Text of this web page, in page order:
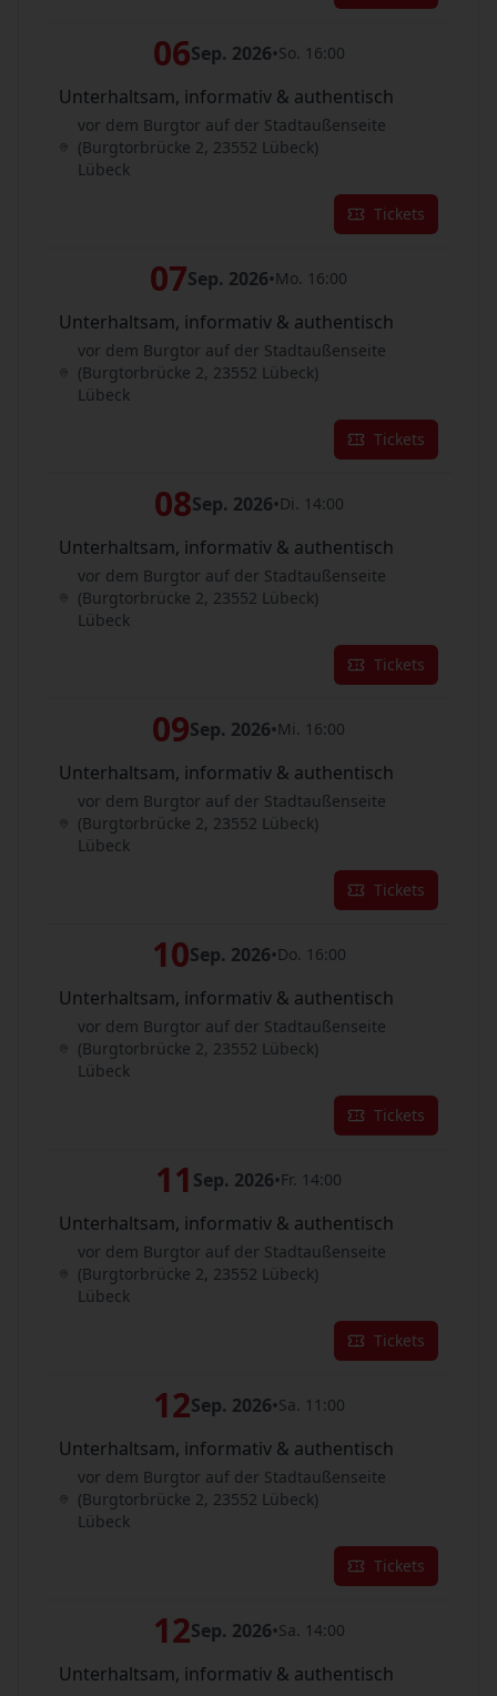
06Sep. 2026•So. 16:00
Unterhaltsam, informativ & authentisch
vor dem Burgtor auf der Stadtaußenseite
(Burgtorbrücke 2, 23552 Lübeck)
Lübeck
Tickets
07Sep. 2026•Mo. 16:00
Unterhaltsam, informativ & authentisch
vor dem Burgtor auf der Stadtaußenseite
(Burgtorbrücke 2, 23552 Lübeck)
Lübeck
Tickets
08Sep. 2026•Di. 14:00
Unterhaltsam, informativ & authentisch
vor dem Burgtor auf der Stadtaußenseite
(Burgtorbrücke 2, 23552 Lübeck)
Lübeck
Tickets
09Sep. 2026•Mi. 16:00
Unterhaltsam, informativ & authentisch
vor dem Burgtor auf der Stadtaußenseite
(Burgtorbrücke 2, 23552 Lübeck)
Lübeck
Tickets
10Sep. 2026•Do. 16:00
Unterhaltsam, informativ & authentisch
vor dem Burgtor auf der Stadtaußenseite
(Burgtorbrücke 2, 23552 Lübeck)
Lübeck
Tickets
11 Sep. 2026•Fr. 14:00
Unterhaltsam, informativ & authentisch
vor dem Burgtor auf der Stadtaußenseite
(Burgtorbrücke 2, 23552 Lübeck)
Lübeck
Tickets
12Sep. 2026•Sa. 11:00
Unterhaltsam, informativ & authentisch
vor dem Burgtor auf der Stadtaußenseite
(Burgtorbrücke 2, 23552 Lübeck)
Lübeck
Tickets
12Sep. 2026•Sa. 14:00
Unterhaltsam, informativ & authentisch